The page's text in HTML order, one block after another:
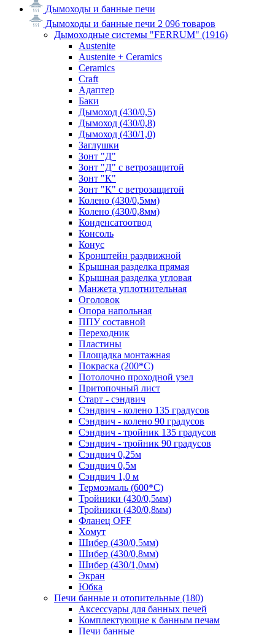
Дымоходы и банные печи
Дымоходы и банные печи 2 096 товаров
Дымоходные системы "FERRUM" (1916)
Austenite
Austenite + Ceramics
Ceramics
Craft
Адаптер
Баки
Дымоход (430/0,5)
Дымоход (430/0,8)
Дымоход (430/1,0)
Заглушки
Зонт "Д"
Зонт "Д" с ветрозащитой
Зонт "К"
Зонт "К" с ветрозащитой
Колено (430/0,5мм)
Колено (430/0,8мм)
Конденсатоотвод
Консоль
Конус
Кронштейн раздвижной
Крышная разделка прямая
Крышная разделка угловая
Манжета уплотнительная
Оголовок
Опора напольная
ППУ составной
Переходник
Пластины
Площадка монтажная
Покраска (200*С)
Потолочно проходной узел
Притопочный лист
Старт - сэндвич
Сэндвич - колено 135 градусов
Сэндвич - колено 90 градусов
Сэндвич - тройник 135 градусов
Сэндвич - тройник 90 градусов
Сэндвич 0,25м
Сэндвич 0,5м
Сэндвич 1,0 м
Термоэмаль (600*С)
Тройники (430/0,5мм)
Тройники (430/0,8мм)
Фланец OFF
Хомут
Шибер (430/0,5мм)
Шибер (430/0,8мм)
Шибер (430/1,0мм)
Экран
Юбка
Печи банные и отопительные (180)
Аксессуары для банных печей
Комплектующие к банным печам
Печи банные